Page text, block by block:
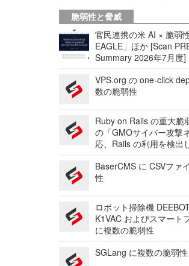
脆弱性と脅威
官民連携の米 AI × 脆弱
EAGLE」ほか [Scan
Summary 2026年7月度]
VPS.org の one-click
数の脆弱性
Ruby on Rails の重大脆
の「GMOサイバー攻撃
応、Rails の利用を検出
BaserCMS に CSVファ
性
ロボット掃除機
K1VAC およびスマート
に複数の脆弱性
SGLang に複数の脆弱性